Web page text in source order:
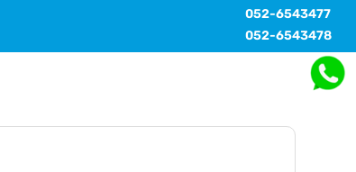
052-6543477
052-6543478